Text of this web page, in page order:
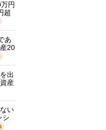
円
超
あ
20
出
産
い
シ